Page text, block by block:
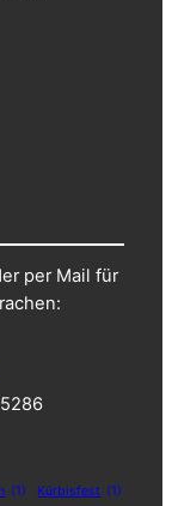
per Mail für
(1) Kürbisfest (1)